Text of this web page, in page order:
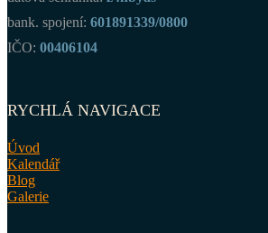
bank. spojení: 601891339/0800
IČO: 00406104
RYCHLÁ NAVIGACE
Úvod
Kalendář
Blog
Galerie